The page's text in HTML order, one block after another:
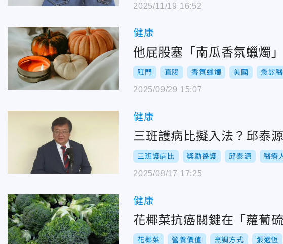
2025/11/19 16:52
健康
他屁股塞「南瓜香氛蠟燭
肛門 直腸 香氛蠟燭 美國 急診
2025/09/29 15:07
健康
三班護病比擬入法？邱泰
三班護病比 獎勵醫護 邱泰源 醫療
2025/08/17 17:25
健康
花椰菜抗癌關鍵在「蘿蔔
花椰菜 營養價值 烹調方式 張適恆